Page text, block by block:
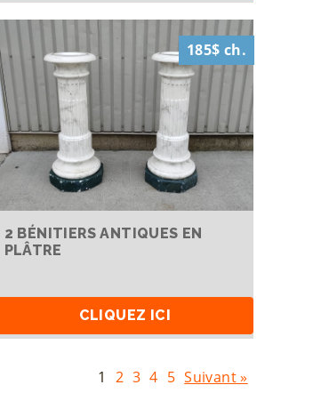
185$ ch.
2 BÉNITIERS ANTIQUES EN
PLÂTRE
CLIQUEZ ICI
1 2 3 4 5 Suivant »